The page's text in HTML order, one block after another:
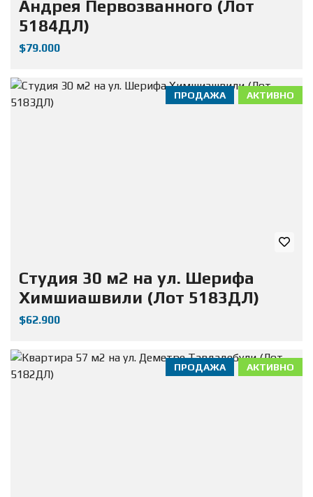
Андрея Первозванного (Лот
5184ДЛ)
$79.000
АКТИВНО
ПРОДАЖА
Студия 30 м2 на ул. Шерифа
Химшиашвили (Лот 5183ДЛ)
$62.900
АКТИВНО
ПРОДАЖА